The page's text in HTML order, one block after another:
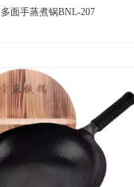
面手蒸煮锅BNL-207